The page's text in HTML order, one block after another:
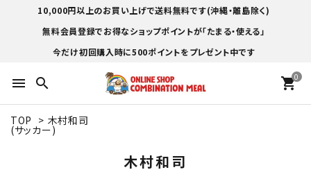
10,000円以上のお買い上げで送料無料です(沖縄・離島除く)
無料会員登録でお得なショップポイントが「たまる・使える」
今だけ初回購入時に500ポイントをプレゼント中です
menu search 0
shopping_cart
TOP > 木村和司
(サッカー)
木村和司